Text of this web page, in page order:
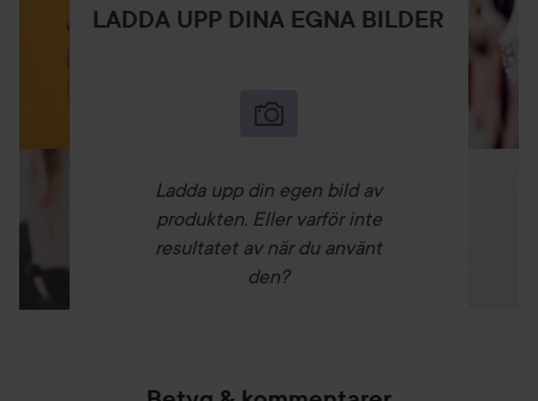
LADDA UPP DINA EGNA BILDER
Ladda upp din egen bild av
produkten. Eller varför inte
resultatet av när du använt
den?